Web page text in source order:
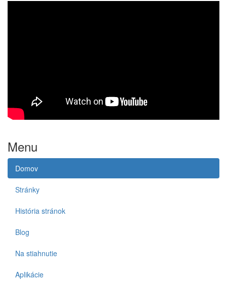
Menu
Domov
Stránky
História stránok
Blog
Na stiahnutie
Aplikácie